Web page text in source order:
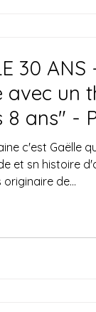
30
avec un
8 ans" -
c'est Gaëlle
et sn histoire
de...